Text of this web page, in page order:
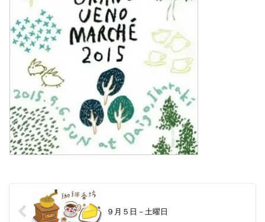
９月５日－土曜日